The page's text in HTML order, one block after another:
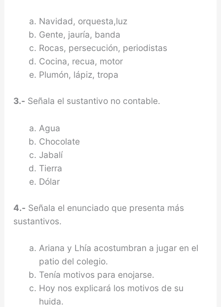
Navidad, orquesta,luz
Gente, jauría, banda
Rocas, persecución, periodistas
Cocina, recua, motor
Plumón, lápiz, tropa
3.- Señala el sustantivo no contable.
Agua
Chocolate
Jabalí
Tierra
Dólar
4.- Señala el enunciado que presenta más
sustantivos.
Ariana y Lhía acostumbran a jugar en el
patio del colegio.
Tenía motivos para enojarse.
Hoy nos explicará los motivos de su
huida.